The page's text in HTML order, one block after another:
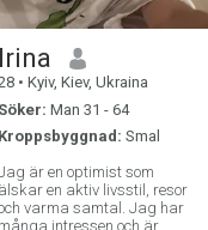
• Kyiv, Kiev, Ukraina
Man 31 - 64
Smal
är en optimist som
en aktiv livsstil, resor
varma samtal. Jag har
intressen och är